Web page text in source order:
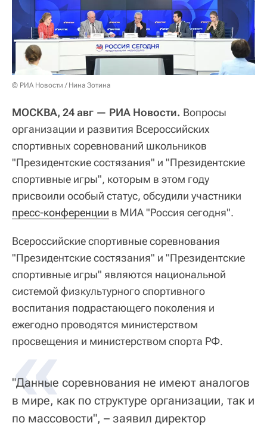
© РИА Новости / Нина Зотина
МОСКВА, 24 авг — РИА Новости. Вопросы
организации и развития Всероссийских
спортивных соревнований школьников
"Президентские состязания" и "Президентские
спортивные игры", которым в этом году
присвоили особый статус, обсудили участники
пресс-конференции в МИА "Россия сегодня".
Всероссийские спортивные соревнования
"Президентские состязания" и "Президентские
спортивные игры" являются национальной
системой физкультурного спортивного
воспитания подрастающего поколения и
ежегодно проводятся министерством
просвещения и министерством спорта РФ.
«
"Данные соревнования не имеют аналогов
в мире, как по структуре организации, так и
по массовости", – заявил директор